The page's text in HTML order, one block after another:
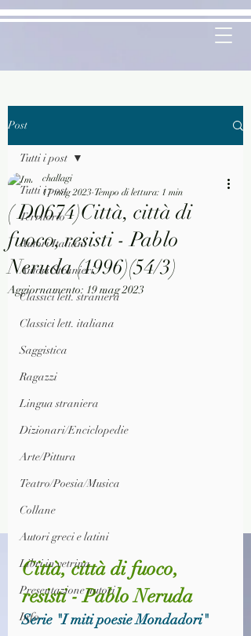
Post
Tutti i post
Territorio
Autori Italiani
Autori Stranieri
Classici lett. straniera
Classici lett. italiana
Saggistica
Ragazzi
Lingua straniera
Dizionari/Enciclopedie
Arte/Pittura
Teatro/Poesia/Musica
Collane
Autori greci e latini
Libri in vetrina
Presentazione autori
Info
Tutti i post
( D0674)Città, città di
fuoco, resisti - Pablo
Neruda (1996)(54/3)
challagi
17 mag 2023 Tempo di lettura: 1 min
Aggiornamento: 19 mag 2023
Città, città di fuoco,
resisti - Pablo Neruda
Serie "I miti poesie Mondadori"